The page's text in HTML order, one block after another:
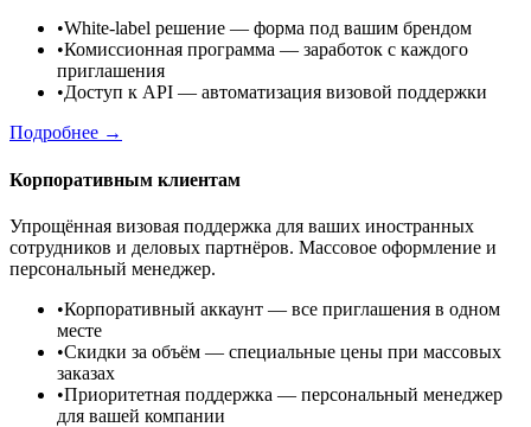
•White-label решение — форма под вашим брендом
•Комиссионная программа — заработок с каждого
приглашения
•Доступ к API — автоматизация визовой поддержки
Подробнее →
Корпоративным клиентам
Упрощённая визовая поддержка для ваших иностранных
сотрудников и деловых партнёров. Массовое оформление и
персональный менеджер.
•Корпоративный аккаунт — все приглашения в одном
месте
•Скидки за объём — специальные цены при массовых
заказах
•Приоритетная поддержка — персональный менеджер
для вашей компании